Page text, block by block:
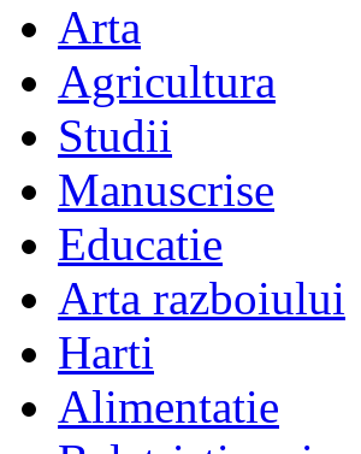
Arta
Agricultura
Studii
Manuscrise
Educatie
Arta razboiului
Harti
Alimentatie